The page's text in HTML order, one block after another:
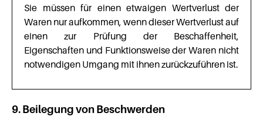
Sie müssen für einen etwaigen Wertverlust der
Waren nur aufkommen, wenn dieser Wertverlust auf
einen zur Prüfung der Beschaffenheit,
Eigenschaften und Funktionsweise der Waren nicht
notwendigen Umgang mit ihnen zurückzuführen ist.
9. Beilegung von Beschwerden